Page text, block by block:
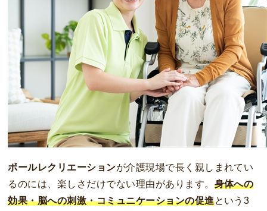
ボールレクリエーションが介護現場で長く親しまれてい
るのには、楽しさだけでない理由があります。 身体への
効果・脳への刺激・コミュニケーションの促進という3